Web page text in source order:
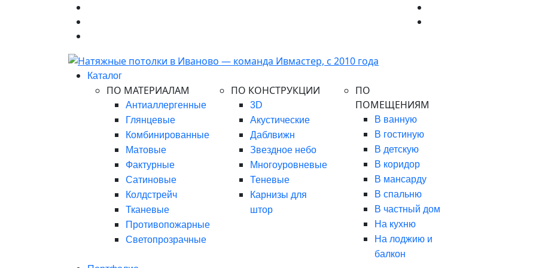
Каталог
ПО МАТЕРИАЛАМ
Антиаллергенные
Глянцевые
Комбинированные
Матовые
Фактурные
Сатиновые
Колдстрейч
Тканевые
Противопожарные
Светопрозрачные
ПО КОНСТРУКЦИИ
3D
Акустические
Даблвижн
Звездное небо
Многоуровневые
Теневые
Карнизы для
штор
ПО
ПОМЕЩЕНИЯМ
В ванную
В гостиную
В детскую
В коридор
В мансарду
В спальню
В частный дом
На кухню
На лоджию и
балкон